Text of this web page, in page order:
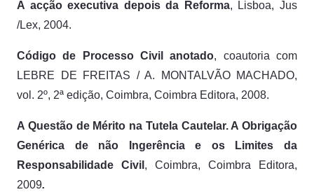
A acção executiva depois da Reforma, Lisboa, Jus
/Lex, 2004.
Código de Processo Civil anotado, coautoria com
LEBRE DE FREITAS / A. MONTALVÃO MACHADO,
vol. 2º, 2ª edição, Coimbra, Coimbra Editora, 2008.
A Questão de Mérito na Tutela Cautelar. A Obrigação
Genérica de não Ingerência e os Limites da
Responsabilidade Civil , Coimbra, Coimbra Editora,
2009.